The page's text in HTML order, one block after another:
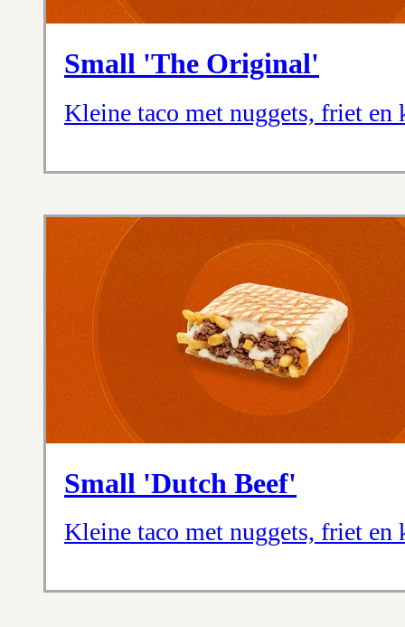
Small 'The Original'
Kleine taco met nuggets, friet en
Small 'Dutch Beef'
Kleine taco met nuggets, friet en